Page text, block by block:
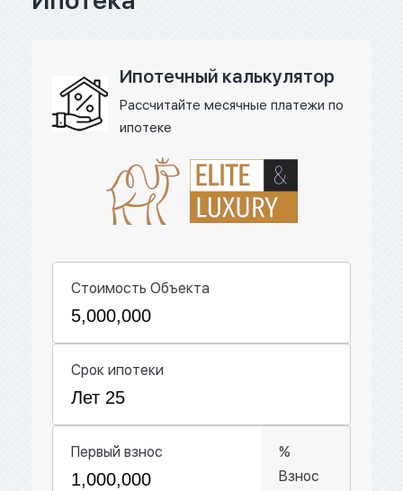
Ипотечный калькулятор
Рассчитайте месячные платежи по
ипотеке
Стоимость Объекта
Срок ипотеки
Первый взнос
%
Взнос